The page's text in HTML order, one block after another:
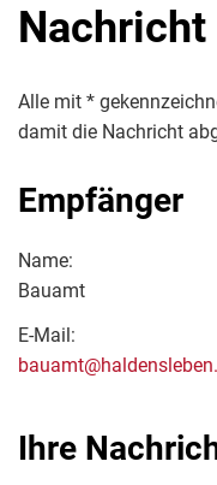
Alle mit *
damit die Nachricht
Empfänger
Name:
Bauamt
E-Mail:
Ihre